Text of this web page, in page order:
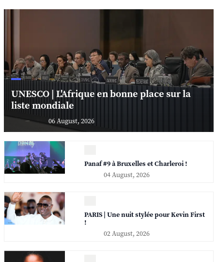
UNESCO | L'Afrique en bonne place sur la
liste mondiale
06 August, 2026
Panaf #9 à Bruxelles et Charleroi !
04 August, 2026
PARIS | Une nuit stylée pour Kevin First
!
02 August, 2026